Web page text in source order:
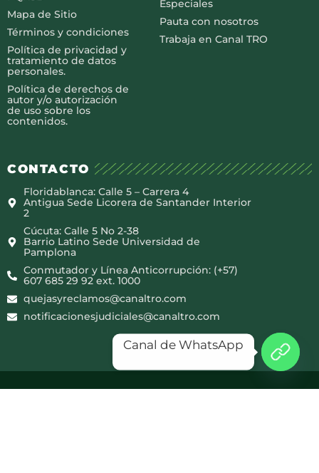
Mapa de Sitio
Términos y condiciones
Política de privacidad y
tratamiento de datos
personales.
Política de derechos de
autor y/o autorización
de uso sobre los
contenidos.
Especiales
Pauta con nosotros
Trabaja en Canal TRO
CONTACTO
Floridablanca: Calle 5 – Carrera 4
Antigua Sede Licorera de Santander Interior
2
Cúcuta: Calle 5 No 2-38
Barrio Latino Sede Universidad de
Pamplona
Conmutador y Línea Anticorrupción: (+57)
607 685 29 92 ext. 1000
quejasyreclamos@canaltro.com
notificacionesjudiciales@canaltro.com
Canal de WhatsApp